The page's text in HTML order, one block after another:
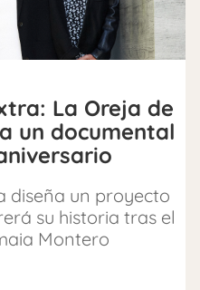
La Oreja de
un documental
diseña un proyecto
su historia tras el
Montero